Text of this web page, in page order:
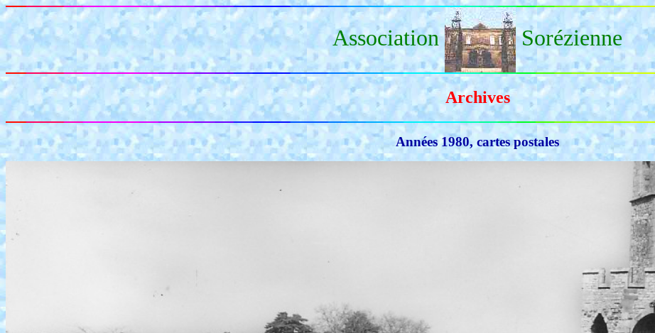
Association Sorézienne
Archives
Années 1980, cartes postales